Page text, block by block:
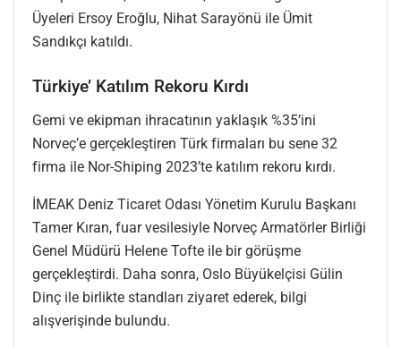
Üyeleri Ersoy Eroğlu, Nihat Sarayönü ile Ümit
Sandıkçı katıldı.
Türkiye’ Katılım Rekoru Kırdı
Gemi ve ekipman ihracatının yaklaşık %35’ini
Norveç’e gerçekleştiren Türk firmaları bu sene 32
firma ile Nor-Shiping 2023’te katılım rekoru kırdı.
İMEAK Deniz Ticaret Odası Yönetim Kurulu Başkanı
Tamer Kıran, fuar vesilesiyle Norveç Armatörler Birliği
Genel Müdürü Helene Tofte ile bir görüşme
gerçekleştirdi. Daha sonra, Oslo Büyükelçisi Gülin
Dinç ile birlikte standları ziyaret ederek, bilgi
alışverişinde bulundu.